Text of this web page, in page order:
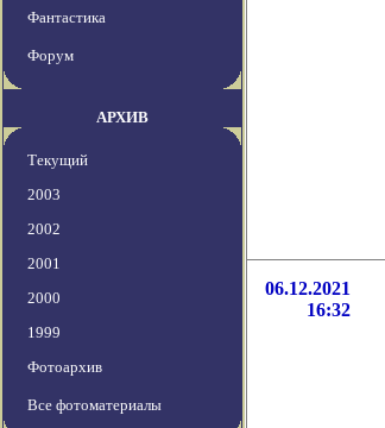
Фантастика
Форум
АРХИВ
Текущий
2003
2002
2001
2000
1999
Фотоархив
Все фотоматериалы
06.12.2021
16:32